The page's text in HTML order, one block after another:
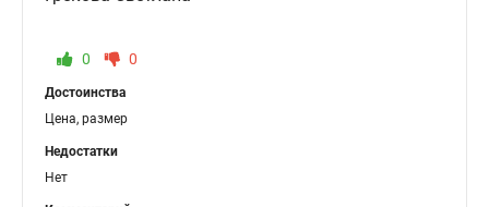
0 0
Достоинства
Цена, размер
Недостатки
Нет